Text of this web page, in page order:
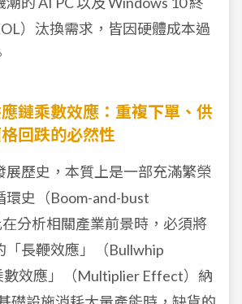
）汰換需求，皆因硬體成本過
鏈乘數效應：重複下單、供
回跌的必然性
展歷史，本質上是一部充滿繁榮
環史（Boom-and-bust
分析相關產業前景時，必須將
「長鞭效應」（Bullwhip
效應」（Multiplier Effect）納